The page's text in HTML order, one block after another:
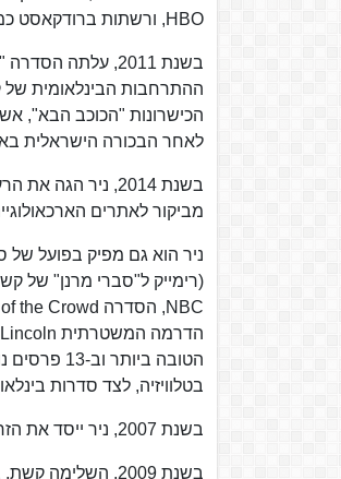
HBO, ורשתות ברודקאסט כמו ABC ו-NBC.
ההתרחבות הבינלאומית של
הכישרונות "הכוכב הבא",
לאחר הבכורה הישראלית באוקטובר 2013 ללמעלה
בשנת 2014, ניר
מביקור לאתרים
הטובה
בטלוויזיה, לצד סדרות
בשנת 2007, ניר ייסד את הזרוע הדיגיטלית ופורטל האינטרנט של קשת, mako.
בשנת 2009, השלימה קשת, בהובלתו של ניר, את רכישת השליטה בערוץ המוזיקה הישראלי לשעבר, ערוץ 24.